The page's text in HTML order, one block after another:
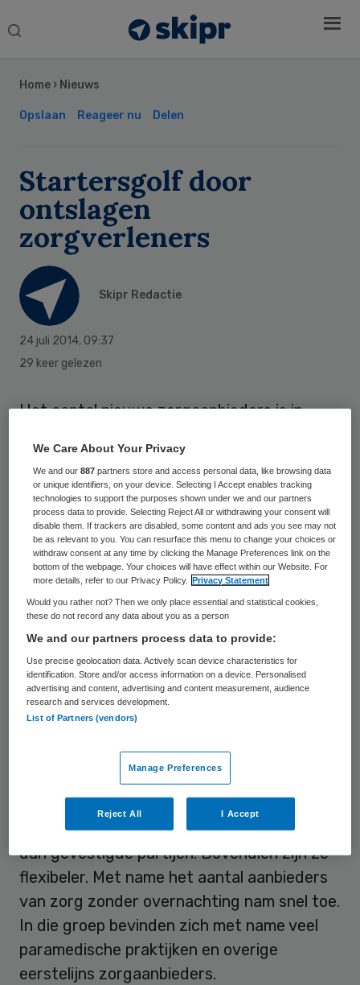
Search
Home › Nieuws
Opslaan Reageer nu Delen
Startersgolf door
ontslagen
zorgverleners
Skipr Redactie
24 juli 2014, 09:37
29 keer gelezen
Het aantal nieuwe zorgaanbieders is in
2012. Dat meldt het ING Economisch
Bureau in een rapport.
Hetrapportis opgesteld door de
zorganalisten van de bank. Bron voor de
informatie is het Centraal Bureau voor de
Statistiek. Uit de cijfers blijkt dat de
dynamiek in de zorgmarkt toeneemt. Niet
alleen waren er meer startende
ondernemingen. Ook het aantal opheffingen
van zorgorganisaties lag in 2013 anderhalf
keer zo hoog als in het jaar daarvoor.
bestaat de groep startende
ondernemingen voor een groot deel uit
eenpitters die na ontslag voor zichzelf
beginnen. Zij leveren vaak goedkopere zorg
dan gevestigde partijen. Bovendien zijn ze
flexibeler. Met name het aantal aanbieders
van zorg zonder overnachting nam snel toe.
In die groep bevinden zich met name veel
paramedische praktijken en overige
eerstelijns zorgaanbieders.
Sidebar
We Care About Your Privacy
We and our887 partners store and access personal data, like browsing data
or unique identifiers, on your device. Selecting I Accept enables tracking
technologies to support the purposes shown under we and our partners
process data to provide. Selecting Reject All or withdrawing your consent will
disable them. If trackers are disabled, some content and ads you see may not
be as relevant to you. You can resurface this menu to change your choices or
withdraw consent at any time by clicking the Manage Preferences link on the
bottom of the webpage. Your choices will have effect within our Website. For
more details, refer to our Privacy Policy.
Privacy Statement
Would you rather not? Then we only place essential and statistical cookies,
these do not record any data about you as a person
We and our partners process data to provide:
Use precise geolocation data. Actively scan device characteristics for
identification. Store and/or access information on a device. Personalised
advertising and content, advertising and content measurement, audience
research and services development.
List of Partners (vendors)
Manage Preferences
Reject All I Accept